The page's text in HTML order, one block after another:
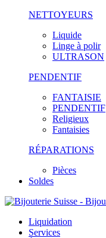
NETTOYEURS
Liquide
Linge à polir
ULTRASON
PENDENTIF
FANTAISIE
PENDENTIF
Religieux
Fantaisies
RÉPARATIONS
Pièces
Soldes
Liquidation
Services